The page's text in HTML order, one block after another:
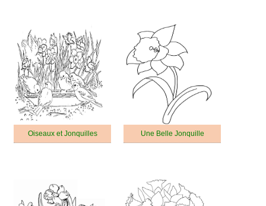
Oiseaux et Jonquilles Une Belle Jonquille